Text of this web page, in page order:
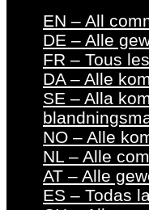
EN – All
DE – Alle
FR – Tous
DA – Alle
SE – Alla
NO – Alle
NL – Alle
AT – Alle
ES – Todas